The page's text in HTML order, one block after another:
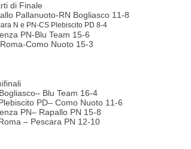
di Finale
Pallanuoto-RN Bogliasco 11-8
N e PN-CS Plebiscito PD 8-4
PN-Blu Team 15-6
Como Nuoto 15-3
Blu Team 16-4
PD– Como Nuoto 11-6
PN– Rapallo PN 15-8
– Pescara PN 12-10